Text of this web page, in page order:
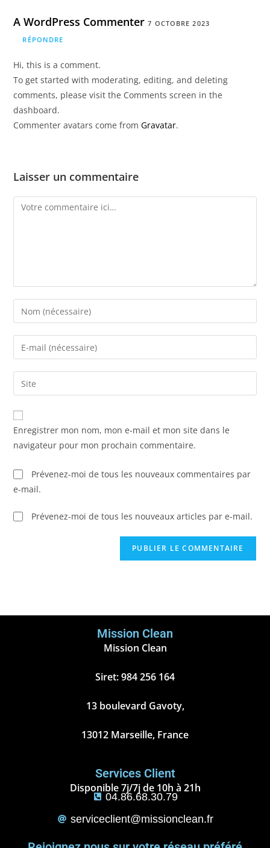
A WordPress Commenter 7 OCTOBRE 2023
RÉPONDRE
Hi, this is a comment.
To get started with moderating, editing, and deleting
comments, please visit the Comments screen in the
dashboard.
Commenter avatars come fromGravatar.
Laisser un commentaire
Enregistrer mon nom, mon e-mail et mon site dans le
navigateur pour mon prochain commentaire.
Prévenez-moi de tous les nouveaux commentaires par
e-mail.
Prévenez-moi de tous les nouveaux articles par e-mail.
Mission Clean
Mission Clean
Siret: 984 256 164
13 boulevard Gavoty,
13012 Marseille, France
Services Client
Disponible 7j/7j de 10h à 21h
04.86.68.30.79
serviceclient@missionclean.fr